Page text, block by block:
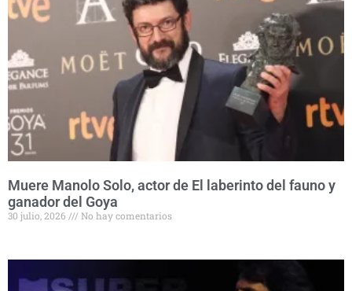
Muere Manolo Solo, actor de El laberinto del fauno y
ganador del Goya
30 julio, 2026 No hay comentarios